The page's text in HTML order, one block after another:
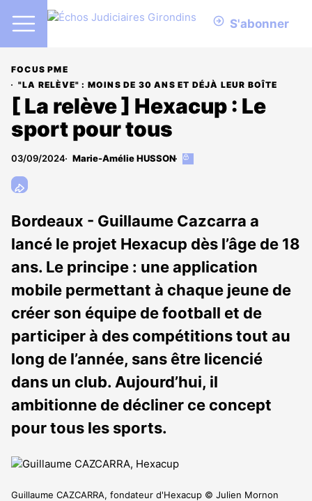
S'abonner
FOCUS PME
"LA RELÈVE" : MOINS DE 30 ANS ET DÉJÀ LEUR BOÎTE
[ La relève ] Hexacup : Le
sport pour tous
03/09/2024 Marie-Amélie HUSSON
Cet
aux
abonnés
Bordeaux - Guillaume Cazcarra a
lancé le projet Hexacup dès l’âge de 18
ans. Le principe : une application
mobile permettant à chaque jeune de
créer son équipe de football et de
participer à des compétitions tout au
long de l’année, sans être licencié
dans un club. Aujourd’hui, il
ambitionne de décliner ce concept
pour tous les sports.
Guillaume CAZCARRA, fondateur d'Hexacup © Julien Mornon